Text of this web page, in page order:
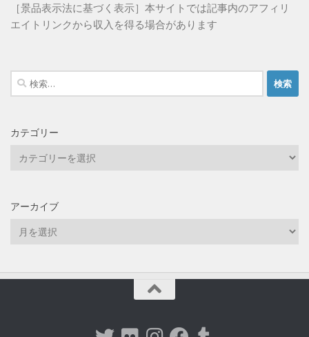
［景品表示法に基づく表示］本サイトでは記事内のアフィリ
エイトリンクから収入を得る場合があります
検
索:
カテゴリー
リ
アーカイブ
イ